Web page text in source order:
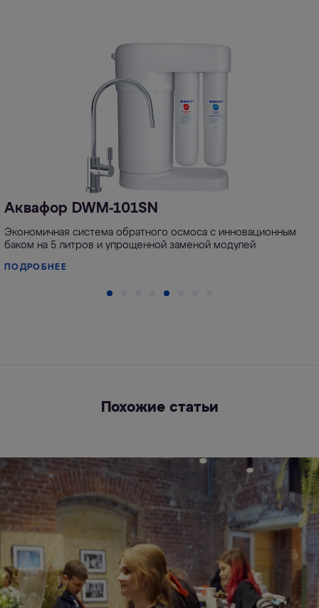
Аквафор DWM-101SN
Экономичная система обратного осмоса с инновационным
баком на 5 литров и упрощенной заменой модулей
ПОДРОБНЕЕ
Похожие статьи